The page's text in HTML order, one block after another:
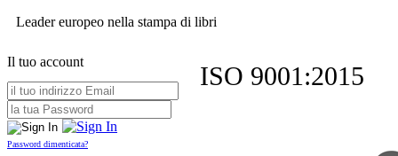
Leader europeo nella stampa di libri
Il tuo account
Password dimenticata?
ISO 9001:2015